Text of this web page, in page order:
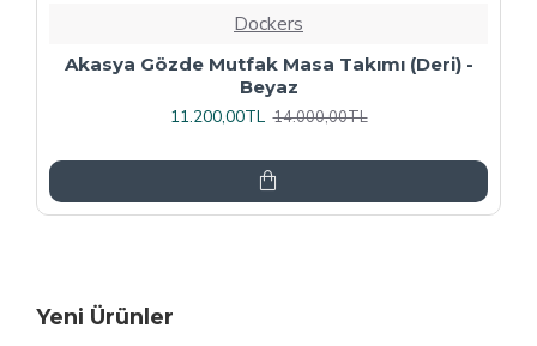
Dockers
Premıum - Gözde Mutfak Masa Takımı -
Füme
13.600,00TL 17.000,00TL
Yeni Ürünler